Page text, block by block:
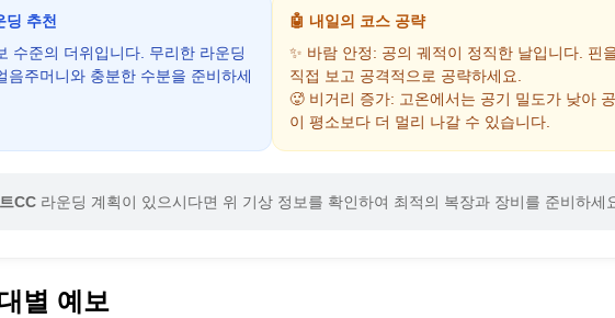
딩 추천
수준의 더위입니다. 무리한 라운딩
음주머니와 충분한 수분을 준비하세
🤖 내일의 코스 공략
✨ 바람 안정: 공의 궤적이 정직한 날입니다. 핀
직접 보고 공격적으로 공략하세요.
🥵 비거리 증가: 고온에서는 공기 밀도가 낮아 공
이 평소보다 더 멀리 나갈 수 있습니다.
CC 라운딩 계획이 있으시다면 위 기상 정보를 확인하여 최적의 복장과 장비를 준비하세
별 예보